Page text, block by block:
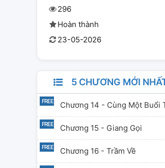
296
Hoàn thành
23-05-2026
5 CHƯƠNG MỚI
Chương 14 - Cùng Một Buổi
Chương 15 - Giang Gọi
Chương 16 - Trầm Về